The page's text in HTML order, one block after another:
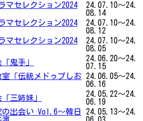
マセレクション2024
24.07.10～24.
08.14
マセレクション2024
24.07.10～24.
08.12
マセレクション2024
24.07.10～24.
08.05
鬼手」
24.06.20～24.
07.15
「伝統メドゥプしお
24.06.05～24.
06.16
三姉妹」
24.05.22～24.
06.19
の出会い Vol.6～韓日
24.05.13～24.